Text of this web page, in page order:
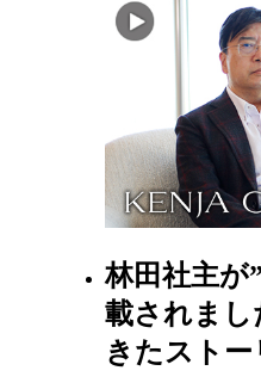
林田社主が
載されま
きたスト